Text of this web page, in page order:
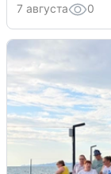
7 августа 0